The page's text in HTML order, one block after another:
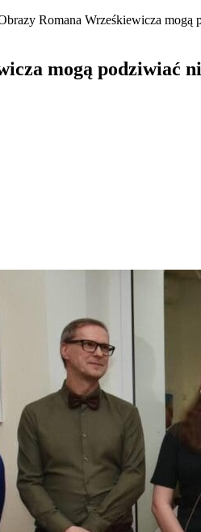
Romana Wrześkiewicza
mogą podziwiać